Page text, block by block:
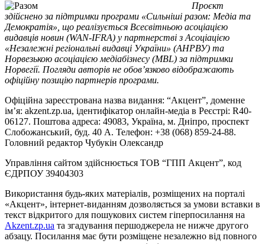
Проєкт
здійснено за підтримки програми «Сильніші разом: Медіа та
Демократія», що реалізується Всесвітньою асоціацією
видавців новин (WAN-IFRA) у партнерстві з Асоціацією
«Незалежні регіональні видавці України» (АНРВУ) та
Норвезькою асоціацією медіабізнесу (MBL) за підтримки
Норвегії. Погляди авторів не обов’язково відображають
офіційну позицію партнерів програми.
Офіційна зареєстрована назва видання: “Акцент”, доменне
ім’я: akzent.zp.ua, ідентифікатор онлайн-медіа в Реєстрі: R40-
06127. Поштова адреса: 49083, Україна, м. Дніпро, проспект
Слобожанський, буд. 40 А. Телефон: +38 (068) 859-24-88.
Головний редактор Чубукін Олександр
Управління сайтом здійснюється ТОВ “ГПП Акцент”, код
ЄДРПОУ 39404303
Використання будь-яких матеріалів, розміщених на порталі
«Акцент», інтернет-виданням дозволяється за умови вставки в
текст відкритого для пошукових систем гіперпосилання на
Akzent.zp.ua та згадування першоджерела не нижче другого
абзацу. Посилання має бути розміщене незалежно від повного